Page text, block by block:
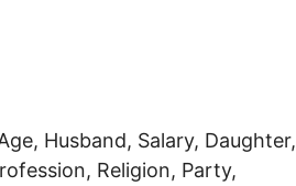
Husband, Salary, Daughter,
Religion, Party,